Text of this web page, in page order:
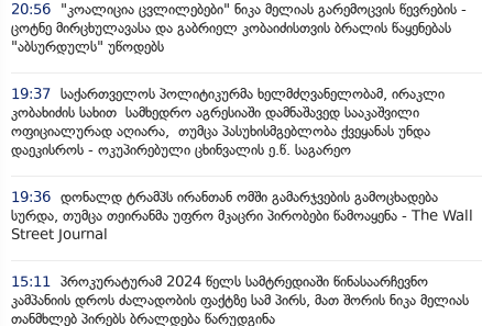
20:56
"კოალიცია ცვლილებები" ნიკა მელიას გარემოცვის წევრების -
ცოტნე მირცხულავასა და გაბრიელ კობაიძისთვის ბრალის წაყენებას
"აბსურდულს" უწოდებს
19:37 საქართველოს პოლიტიკურმა ხელმძღვანელობამ, ირაკლი
კობახიძის სახით სამხედრო აგრესიაში დამნაშავედ სააკაშვილი
ოფიციალურად აღიარა, თუმცა პასუხისმგებლობა ქვეყანას უნდა
დაეკისროს - ოკუპირებული ცხინვალის ე.წ. საგარეო
19:36 დონალდ ტრამპს ირანთან ომში გამარჯვების გამოცხადება
სურდა, თუმცა თეირანმა უფრო მკაცრი პირობები წამოაყენა - The Wall
Street Journal
15:11 პროკურატურამ 2024 წელს სამტრედიაში წინასაარჩევნო
კამპანიის დროს ძალადობის ფაქტზე სამ პირს, მათ შორის ნიკა მელიას
თანმხლებ პირებს ბრალდება წარუდგინა